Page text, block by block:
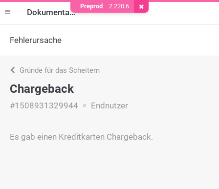
Dokumentation
Fehlerursache
Gründe für das Scheitern
Chargeback
#1508931329944 Endnutzer
Es gab einen Kreditkarten Chargeback.
Preprod 2.220.6 Cookie entfernen